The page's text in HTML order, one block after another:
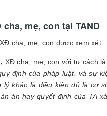
mẹ, con tại TAND
cha, mẹ, con được xem xét:
XĐ cha, mẹ, con với tư cách
định của pháp luật. và sự
lý khác là điều kiện đủ là cơ
án hay quyết định của TA